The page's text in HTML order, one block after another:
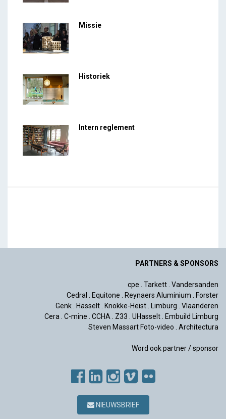
Missie
Historiek
Intern reglement
PARTNERS & SPONSORS
cpe . Tarkett. Vandersanden
Cedral . Equitone . Reynaers Aluminium . Forster
Genk. Hasselt. Knokke-Heist. Limburg . Vlaanderen
Cera. C-mine . CCHA. Z33 . UHasselt. Embuild Limburg
Steven Massart Foto-video . Architectura
Word ook partner / sponsor
NIEUWSBRIEF